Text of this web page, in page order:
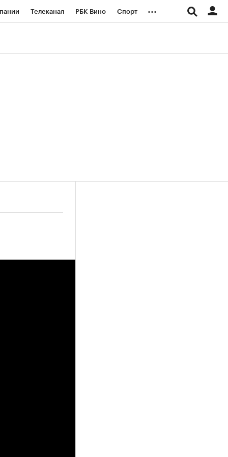
Телеканал РБК Вино Спорт ...